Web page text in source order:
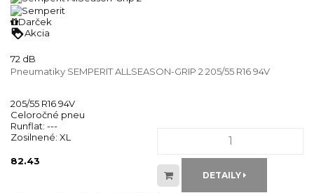
Darček
loyaltyAkcia
72 dB
Pneumatiky SEMPERIT ALLSEASON-GRIP 2 205/55 R16 94V
205/55 R16 94V
Celoročné pneu
Runflat: ---
Zosilnené: XL
82.43
DETAILY